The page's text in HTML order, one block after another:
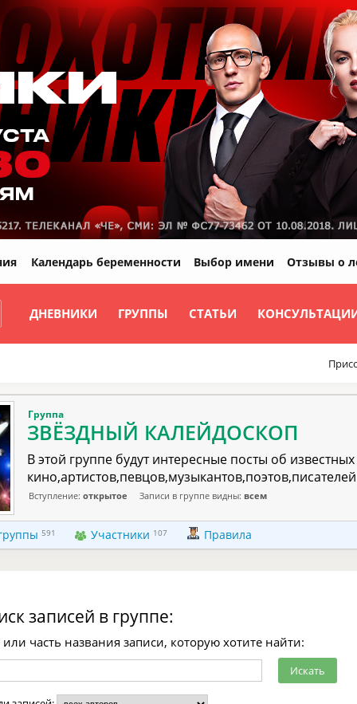
ДНЕВНИКИ ГРУППЫ СТАТЬИ
Календарь беременности Выбор имени Отзывы о
Группа
ЗВЁЗДНЫЙ КАЛЕЙДОСКОП
В этой группе будут интересные посты об
Вступление: открытое Записи в группе видны: всем
591 Участники 107 Правила
записей в группе:
часть названия записи, которую хотите найти: